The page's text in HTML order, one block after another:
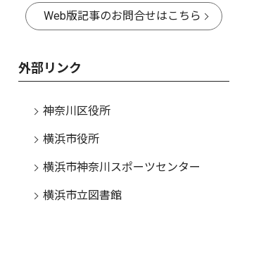
Web版記事のお問合せはこちら
外部リンク
神奈川区役所
横浜市役所
横浜市神奈川スポーツセンター
横浜市立図書館